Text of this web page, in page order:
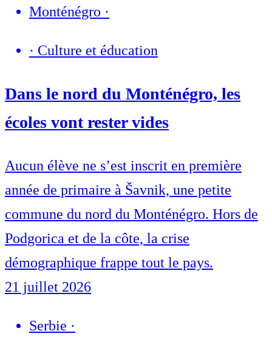
Monténégro ·
· Culture et éducation
Dans le nord du Monténégro, les
écoles vont rester vides
Aucun élève ne s’est inscrit en première
année de primaire à Šavnik, une petite
commune du nord du Monténégro. Hors de
Podgorica et de la côte, la crise
démographique frappe tout le pays.
21 juillet 2026
Serbie ·